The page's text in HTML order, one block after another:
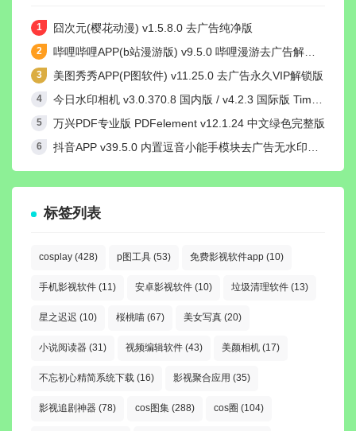
囧次元(樱花动漫) v1.5.8.0 去广告纯净版
哔哩哔哩APP(b站漫游版) v9.5.0 哔哩漫游去广告解除版权受限
美图秀秀APP(P图软件) v11.25.0 去广告永久VIP解锁版
今日水印相机 v3.0.370.8 国内版 / v4.2.3 国际版 Timemark高级VIP会员解锁版
万兴PDF专业版 PDFelement v12.1.24 中文绿色完整版
抖音APP v39.5.0 内置逗音小能手模块去广告无水印纯净版
标签列表
cosplay (428) p图工具 (53) 免费影视软件app (10)
手机影视软件 (11) 安卓影视软件 (10) 垃圾清理软件 (13)
星之迟迟 (10) 桜桃喵 (67) 美女写真 (20)
小说阅读器 (31) 视频编辑软件 (43) 美颜相机 (17)
不忘初心精简系统下载 (16) 影视聚合应用 (35)
影视追剧神器 (78) cos图集 (288) cos圈 (104)